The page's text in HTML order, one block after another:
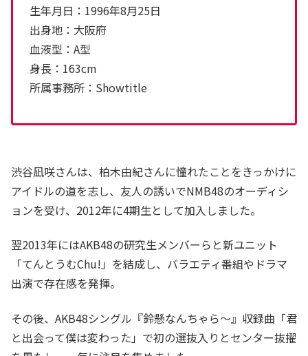
生年月日：1996年8月25日
出身地：大阪府
血液型：A型
身長：163cm
所属事務所：Showtitle
渋谷凪咲さんは、柏木由紀さんに憧れたことをきっかけに
アイドルの道を志し、友人の誘いでNMB48のオーディシ
ョンを受け、2012年に4期生として加入しました。
翌2013年にはAKB48の研究生メンバーらと新ユニット
「てんとうむChu!」を結成し、バラエティ番組やドラマ
出演で存在感を発揮。
その後、AKB48シングル『鈴懸なんちゃら～』収録曲「君
と出会って僕は変わった」で初の選抜入りとセンター抜擢